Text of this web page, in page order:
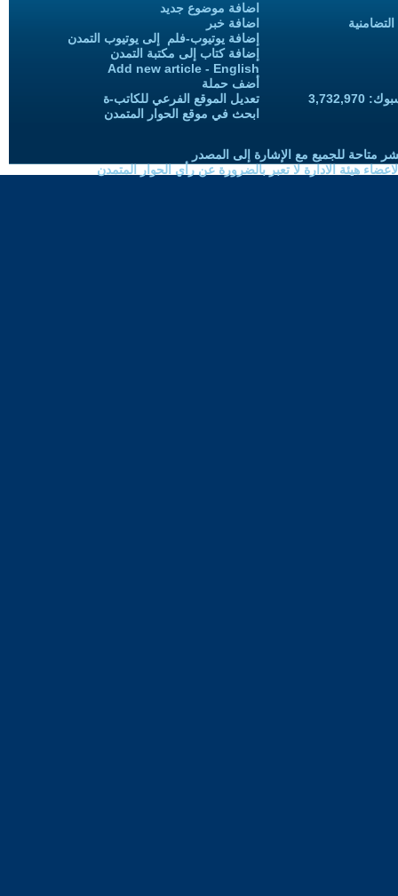
اضافة موضوع جديد
اضافة خبر
إضافة يوتيوب-فلم إلى يوتيوب التمدن
إضافة كتاب إلى مكتبة التمدن
Add new article - English
أضف حملة
تعديل الموقع الفرعي للكاتب-ة
ابحث في موقع الحوار المتمدن
متاحة للجميع مع الإشارة إلى المصدر
هيئة الادارة لا تعبر بالضرورة عن رأي الحوار المتمدن